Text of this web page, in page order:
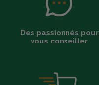
Des passionnés pour
vous conseiller